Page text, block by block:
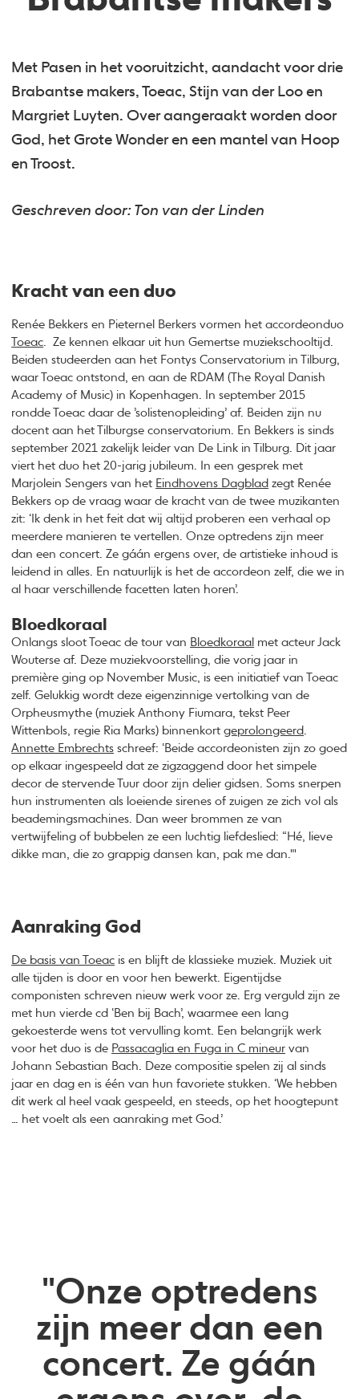
Met Pasen in het vooruitzicht, aandacht voor drie
Brabantse makers, Toeac, Stijn van der Loo en
Margriet Luyten. Over aangeraakt worden door
God, het Grote Wonder en een mantel van Hoop
en Troost.
Geschreven door: Ton van der Linden
Kracht van een duo
Renée Bekkers en Pieternel Berkers vormen het accordeonduo
Toeac. Ze kennen elkaar uit hun Gemertse muziekschooltijd.
Beiden studeerden aan het Fontys Conservatorium in Tilburg,
waar Toeac ontstond, en aan de RDAM (The Royal Danish
Academy of Music) in Kopenhagen. In september 2015
rondde Toeac daar de ’solistenopleiding’ af. Beiden zijn nu
docent aan het Tilburgse conservatorium. En Bekkers is sinds
september 2021 zakelijk leider van De Link in Tilburg. Dit jaar
viert het duo het 20-jarig jubileum. In een gesprek met
Marjolein Sengers van het Eindhovens Dagblad zegt Renée
Bekkers op de vraag waar de kracht van de twee muzikanten
zit: ‘Ik denk in het feit dat wij altijd proberen een verhaal op
meerdere manieren te vertellen. Onze optredens zijn meer
dan een concert. Ze gáán ergens over, de artistieke inhoud is
leidend in alles. En natuurlijk is het de accordeon zelf, die we in
al haar verschillende facetten laten horen’.
Bloedkoraal
Onlangs sloot Toeac de tour van Bloedkoraal met acteur Jack
Wouterse af. Deze muziekvoorstelling, die vorig jaar in
première ging op November Music, is een initiatief van Toeac
zelf. Gelukkig wordt deze eigenzinnige vertolking van de
Orpheusmythe (muziek Anthony Fiumara, tekst Peer
Wittenbols, regie Ria Marks) binnenkortgeprolongeerd
Annette Embrechts schreef: ‘Beide accordeonisten zijn zo goed
op elkaar ingespeeld dat ze zigzaggend door het simpele
decor de stervende Tuur door zijn delier gidsen. Soms snerpen
hun instrumenten als loeiende sirenes of zuigen ze zich vol als
beademingsmachines. Dan weer brommen ze van
vertwijfeling of bubbelen ze een luchtig liefdeslied: “Hé, lieve
dikke man, die zo grappig dansen kan, pak me dan."'
Aanraking God
De basis van Toeac is en blijft de klassieke muziek. Muziek uit
alle tijden is door en voor hen bewerkt. Eigentijdse
componisten schreven nieuw werk voor ze. Erg verguld zijn ze
met hun vierde cd ‘Ben bij Bach’, waarmee een lang
gekoesterde wens tot vervulling komt. Een belangrijk werk
voor het duo is de Passacaglia en Fuga in C mineur van
Johann Sebastian Bach. Deze compositie spelen zij al sinds
jaar en dag en is één van hun favoriete stukken. ‘We hebben
dit werk al heel vaak gespeeld, en steeds, op het hoogtepunt
… het voelt als een aanraking met God.’
"Onze optredens
zijn meer dan een
concert. Ze gáán